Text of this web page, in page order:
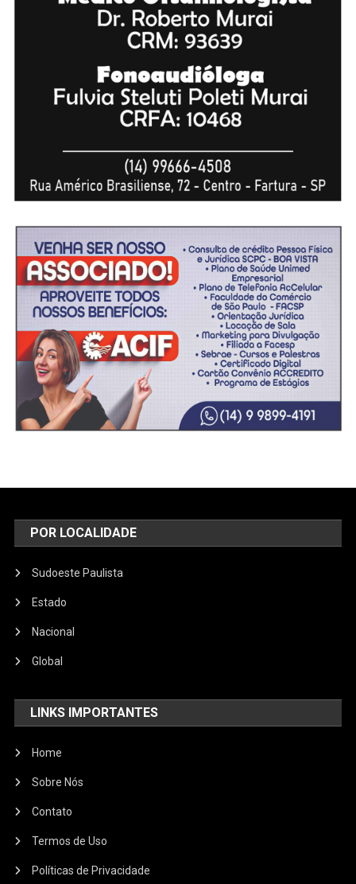
POR LOCALIDADE
Sudoeste Paulista
Estado
Nacional
Global
LINKS IMPORTANTES
Home
Sobre Nós
Contato
Termos de Uso
Políticas de Privacidade